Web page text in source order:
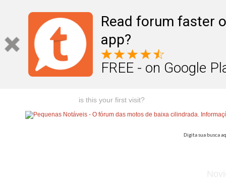
Read forum faster
app?
FREE - on Google
is this your first visit?